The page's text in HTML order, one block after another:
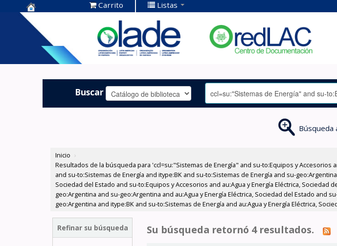
Centro de
Documentación
OLADE -
Carrito Listas
Buscar
Búsqueda
Inicio ›
Resultados de la búsqueda para 'ccl=su:"Sistemas de Energía" and su-to:Equipos y Accesorios
and su-to:Sistemas de Energía and itype:BK and su-to:Sistemas de Energía and su-
Sociedad del Estado and su-to:Equipos y Accesorios and au:Agua y Energía Eléctrica, Sociedad
geo:Argentina and su-geo:Argentina and au:Agua y Energía Eléctrica, Sociedad del Estado and
geo:Argentina and itype:BK and su-to:Sistemas de Energía and au:Agua y Energía Eléctrica,
Refinar su búsqueda Su búsqueda retornó 4 resultados.